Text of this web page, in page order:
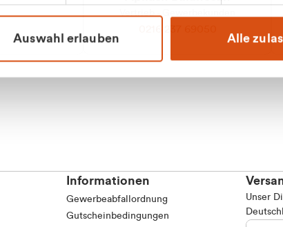
Auswahl erlauben Alle
Informationen
Gewerbeabfallordnung
Gutscheinbedingungen
Unser